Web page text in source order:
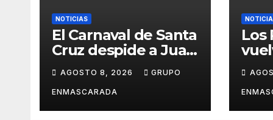
NOTICIAS
El Carnaval de Santa
Cruz despide a Juan
Martín, el
inolvidable
«Cristóbal Colón»
AGOSTO 8, 2026 GRUPO
ENMASCARADA
Los